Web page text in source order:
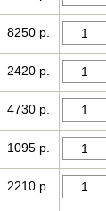
8250 р.
2420 р.
4730 р.
1095 р.
2210 р.